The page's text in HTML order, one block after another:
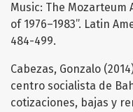
Music: The
of 1976–1983”. Latin
484-499.
Cabezas, Gonzalo
centro socialista de
cotizaciones, bajas y